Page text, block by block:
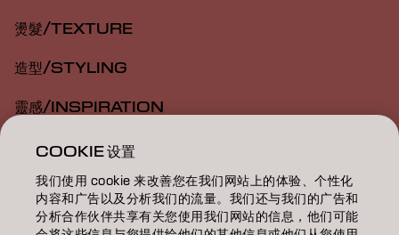
燙髮/TEXTURE
造型/STYLING
靈感/INSPIRATION
教育/EDUCATION
關於我們/ABOUT
成為合作夥伴
COOKIE 设置
我们使用 cookie 来改善您在我们网站上的体验、个性化
内容和广告以及分析我们的流量。我们还与我们的广告和
分析合作伙伴共享有关您使用我们网站的信息，他们可能